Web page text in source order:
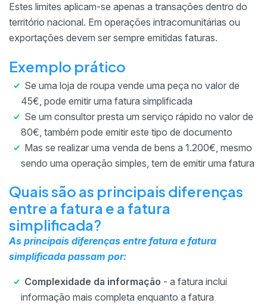
Estes limites aplicam-se apenas a transações dentro do
território nacional. Em operações intracomunitárias ou
exportações devem ser sempre emitidas faturas.
Exemplo prático
Se uma loja de roupa vende uma peça no valor de
45€, pode emitir uma fatura simplificada
Se um consultor presta um serviço rápido no valor de
80€, também pode emitir este tipo de documento
Mas se realizar uma venda de bens a 1.200€, mesmo
sendo uma operação simples, tem de emitir uma fatura
Quais são as principais diferenças
entre a fatura e a fatura
simplificada?
As principais diferenças entre fatura e fatura
simplificada passam por:
Complexidade da informação - a fatura inclui
informação mais completa enquanto a fatura